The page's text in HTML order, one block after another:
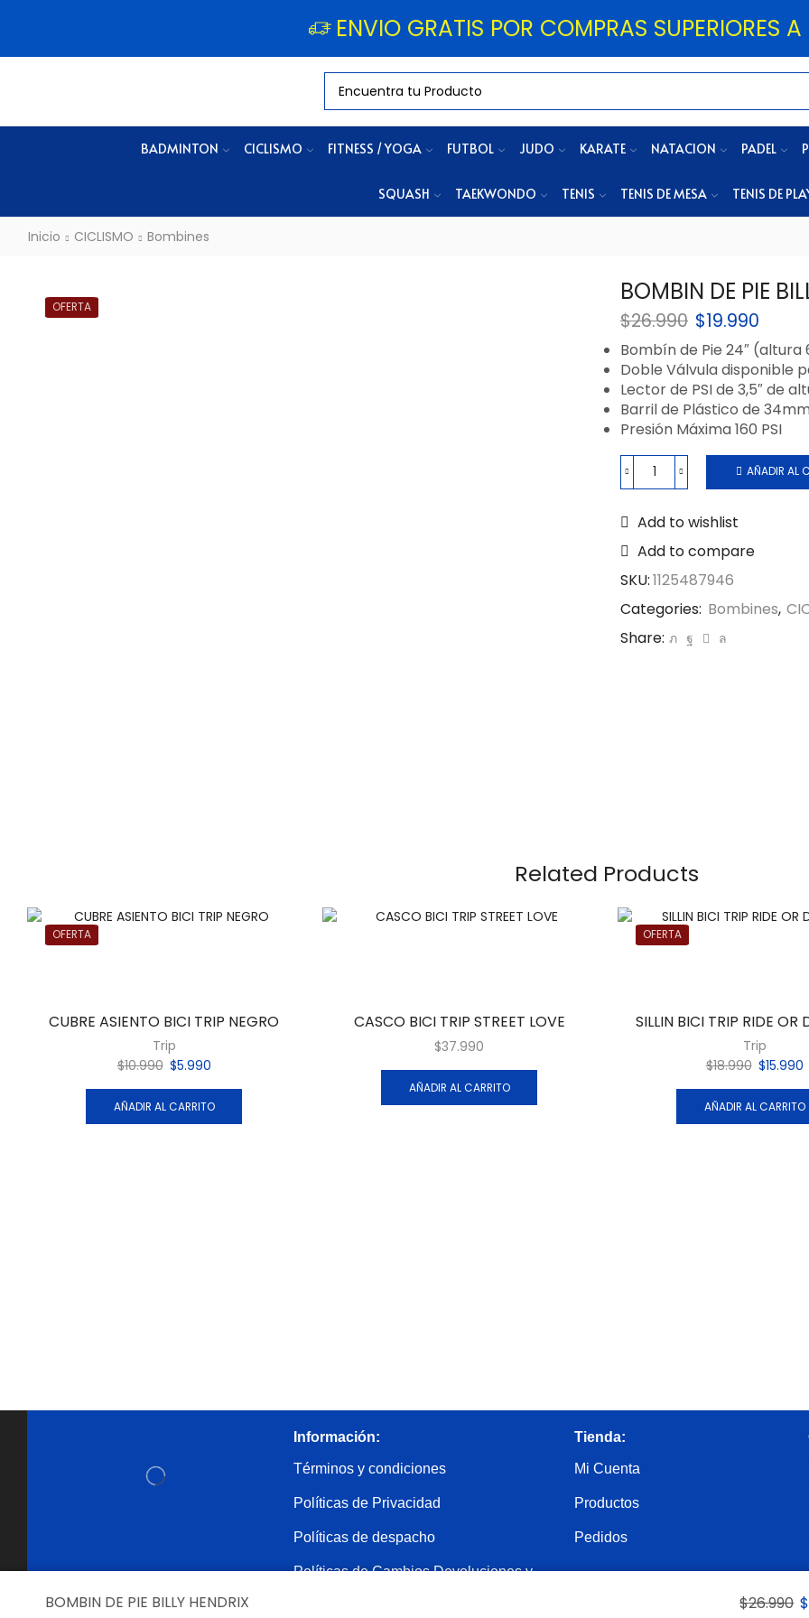
ENVIO GRATIS POR COMPRAS SUPERIORES
BADMINTON CICLISMO FITNESS / YOGA FUTBOL JUDO KARATE NATACION PADEL
SQUASH TAEKWONDO TENIS TENIS DE MESA TENIS DE
Inicio CICLISMO Bombines
OFERTA
BOMBIN DE PIE
$26.990 $19.990
Bombín de Pie 24″ (altura
Doble Válvula disponible
Lector de PSI de 3,5″ de
Barril de Plástico de
Presión Máxima 160 PSI
AÑADIR AL
Add to wishlist
Add to compare
SKU:1125487946
Categories: Bombines,
Share:
Related Products
OFERTA
CUBRE ASIENTO BICI TRIP NEGRO
Trip
$10.990 $5.990
AÑADIR AL CARRITO
CASCO BICI TRIP STREET LOVE
$37.990
AÑADIR AL CARRITO
OFERTA
SILLIN BICI TRIP RIDE OR
Trip
$18.990 $15.990
AÑADIR AL CARRITO
Información:
Términos y condiciones
Políticas de Privacidad
Políticas de despacho
Políticas de Cambios Devoluciones y
Tienda:
Mi Cuenta
Productos
Pedidos
BOMBIN DE PIE BILLY HENDRIX $26.990 $